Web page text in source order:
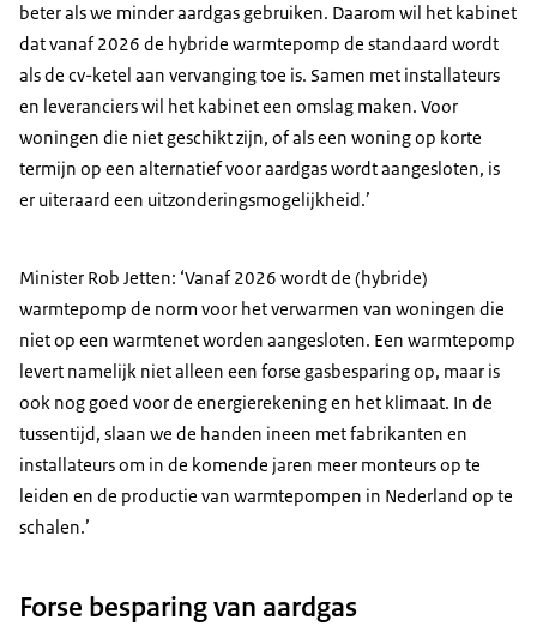
beter als we minder aardgas gebruiken. Daarom wil het kabinet
dat vanaf 2026 de hybride warmtepomp de standaard wordt
als de cv-ketel aan vervanging toe is. Samen met installateurs
en leveranciers wil het kabinet een omslag maken. Voor
woningen die niet geschikt zijn, of als een woning op korte
termijn op een alternatief voor aardgas wordt aangesloten, is
er uiteraard een uitzonderingsmogelijkheid.’
Minister Rob Jetten: ‘Vanaf 2026 wordt de (hybride)
warmtepomp de norm voor het verwarmen van woningen die
niet op een warmtenet worden aangesloten. Een warmtepomp
levert namelijk niet alleen een forse gasbesparing op, maar is
ook nog goed voor de energierekening en het klimaat. In de
tussentijd, slaan we de handen ineen met fabrikanten en
installateurs om in de komende jaren meer monteurs op te
leiden en de productie van warmtepompen in Nederland op te
schalen.’
Forse besparing van aardgas